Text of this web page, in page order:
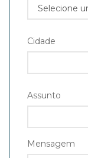
Cidade
Assunto
Mensagem